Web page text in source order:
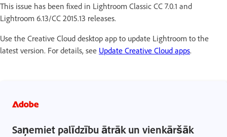
This issue has been fixed in Lightroom Classic CC 7.0.1 and
Lightroom 6.13/CC 2015.13 releases.
Use the Creative Cloud desktop app to update Lightroom to the
latest version. For details, see Update Creative Cloud apps.
Saņemiet palīdzību ātrāk un vienkāršāk